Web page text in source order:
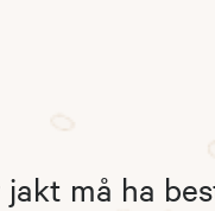
må ha